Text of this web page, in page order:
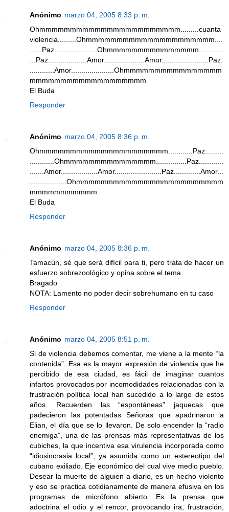
Anónimo marzo 04, 2005 8:33 p. m.
Ohmmmmmmmmmmmmmmmmmmmmmmm.........cuanta
violencia.........Ohmmmmmmmmmmmmmmmmmmmmm....
......Paz.....................Ohmmmmmmmmmmmmmmm............
...Paz...................Amor....................Amor.......................Paz.
............Amor.....................Ohmmmmmmmmmmmmmmmm
mmmmmmmmmmmmmmmmmmm
El Buda
Responder
Anónimo marzo 04, 2005 8:36 p. m.
Ohmmmmmmmmmmmmmmmmmmmmm............Paz.........
............Ohmmmmmmmmmmmmmmm...............Paz............
.......Amor..................Amor.......................Paz.............Amor...
..................Ohmmmmmmmmmmmmmmmmmmmmmmmm
mmmmmmmmmmm
El Buda
Responder
Anónimo marzo 04, 2005 8:36 p. m.
Tamacún, sé que será difícil para ti, pero trata de hacer un
esfuerzo sobrezoológico y opina sobre el tema.
Bragado
NOTA: Lamento no poder decir sobrehumano en tu caso
Responder
Anónimo marzo 04, 2005 8:51 p. m.
Si de violencia debemos comentar, me viene a la mente “la
contenida”. Esa es la mayor expresión de violencia que he
percibido de esa ciudad, es fácil de imaginar cuantos
infartos provocados por incomodidades relacionadas con la
frustración política local han sucedido a lo largo de estos
años. Recuerden las “espontáneas” jaquecas que
padecieron las potentadas Señoras que apadrinaron a
Elian, el día que se lo llevaron. De solo encender la “radio
enemiga”, una de las prensas más representativas de los
cubiches, la que incentiva esa virulencia incorporada como
“idiosincrasia local”, ya asumida como un estereotipo del
cubano exiliado. Eje económico del cual vive medio pueblo.
Desear la muerte de alguien a diario, es un hecho violento
y eso se practica cotidianamente de manera efusiva en los
programas de micrófono abierto. Es la prensa que
adoctrina el odio y el rencor, provocando ira, frustración,